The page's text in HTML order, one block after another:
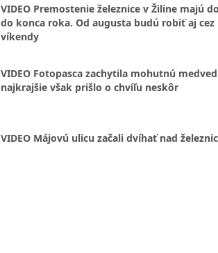
VIDEO Premostenie železnice v Žiline majú
do konca roka. Od augusta budú robiť aj cez
víkendy
VIDEO Fotopasca zachytila mohutnú
najkrajšie však prišlo o chvíľu neskôr
VIDEO Májovú ulicu začali dvíhať nad